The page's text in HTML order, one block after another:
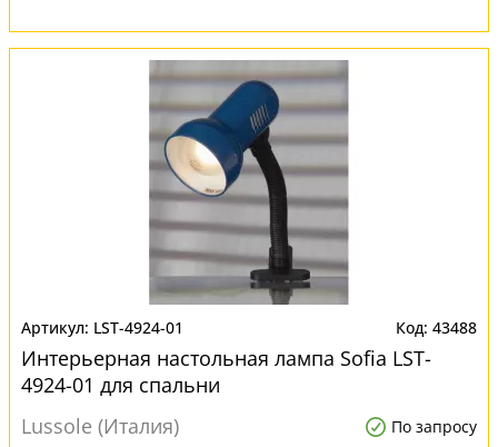
LST-4924-01 43488
Интерьерная настольная лампа Sofia LST-
4924-01 для спальни
Lussole (Италия)
По запросу